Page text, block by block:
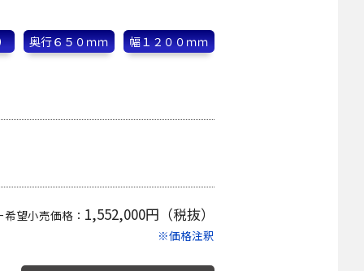
奥行６５０ｍｍ 幅１２００ｍｍ
望小売価格： 1,552,000円（税抜）
※価格注釈